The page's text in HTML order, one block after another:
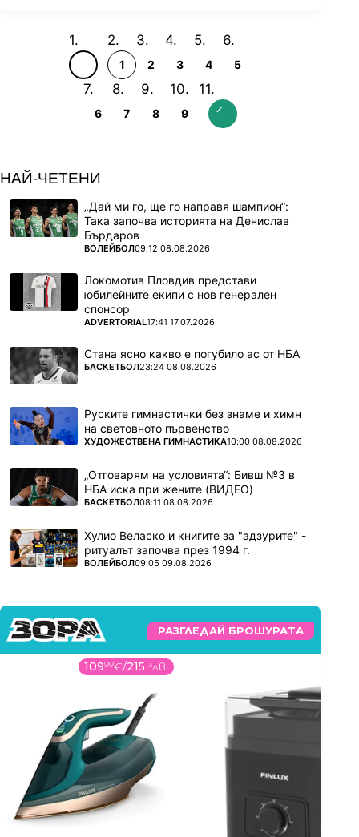
1 2 3 4 5
6 7 8 9
НАЙ-ЧЕТЕНИ
„Дай ми го, ще го направя шампион“:
Така започва историята на Денислав
Бърдаров
ПОВЕЧЕ ОТ
ВОЛЕЙБОЛ09:12 08.08.2026
Локомотив Пловдив представи
юбилейните екипи с нов генерален
спонсор
ПОВЕЧЕ ОТ
ADVERTORIAL17:41 17.07.2026
Стана ясно какво е погубило ас от НБА
ПОВЕЧЕ ОТ
БАСКЕТБОЛ23:24 08.08.2026
Руските гимнастички без знаме и химн
на световното първенство
ПОВЕЧЕ ОТ
ХУДОЖЕСТВЕНА ГИМНАСТИКА10:00 08.08.2026
„Отговарям на условията“: Бивш №3 в
НБА иска при жените (ВИДЕО)
ПОВЕЧЕ ОТ
БАСКЕТБОЛ08:11 08.08.2026
Хулио Веласко и книгите за "адзурите" -
ритуалът започва през 1994 г.
ПОВЕЧЕ ОТ
ВОЛЕЙБОЛ09:05 09.08.2026
РАЗГЛЕДАЙ БРОШУРАТА
10999€/21513лв.